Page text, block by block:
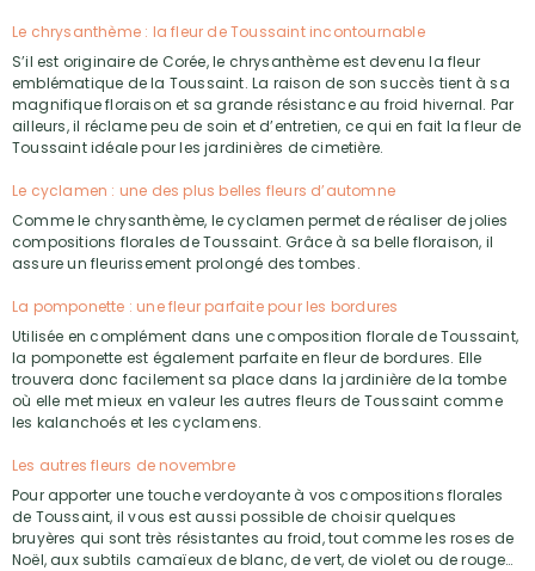
Le chrysanthème : la fleur de Toussaint incontournable
S’il est originaire de Corée, le chrysanthème est devenu la fleur
emblématique de la Toussaint. La raison de son succès tient à sa
magnifique floraison et sa grande résistance au froid hivernal. Par
ailleurs, il réclame peu de soin et d’entretien, ce qui en fait la fleur de
Toussaint idéale pour les jardinières de cimetière.
Le cyclamen : une des plus belles fleurs d’automne
Comme le chrysanthème, le cyclamen permet de réaliser de jolies
compositions florales de Toussaint. Grâce à sa belle floraison, il
assure un fleurissement prolongé des tombes.
La pomponette : une fleur parfaite pour les bordures
Utilisée en complément dans une composition florale de Toussaint,
la pomponette est également parfaite en fleur de bordures. Elle
trouvera donc facilement sa place dans la jardinière de la tombe
où elle met mieux en valeur les autres fleurs de Toussaint comme
les kalanchoés et les cyclamens.
Les autres fleurs de novembre
Pour apporter une touche verdoyante à vos compositions florales
de Toussaint, il vous est aussi possible de choisir quelques
bruyères qui sont très résistantes au froid, tout comme les roses de
Noël, aux subtils camaïeux de blanc, de vert, de violet ou de rouge…